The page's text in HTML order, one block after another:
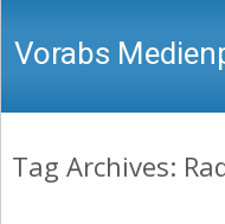
Vorabs
Nachrichten,
Tag Archives: